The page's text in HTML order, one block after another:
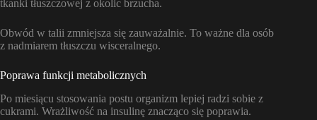
tkanki tłuszczowej z okolic brzucha.
Obwód w talii zmniejsza się zauważalnie. To ważne dla osób
z nadmiarem tłuszczu wisceralnego.
Poprawa funkcji metabolicznych
Po miesiącu stosowania postu organizm lepiej radzi sobie z
cukrami. Wrażliwość na insulinę znacząco się poprawia.